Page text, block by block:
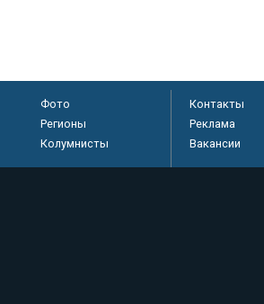
Фото
Регионы
Колумнисты
Контакты
Реклама
Вакансии